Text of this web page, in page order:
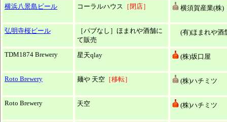
横浜八景島ビール コーラルハウス ［閉店］ 横須賀産業(株)
弘明寺桜ビール
［パブなし］ほまれや酒舗に
て販売
(有)ほまれや酒
TDM1874 Brewery 星天qlay (株)坂口屋
Roto Brewery 麺や 天空 ［移転］ (株)ハチミツ
Roto Brewery 天空 (株)ハチミツ